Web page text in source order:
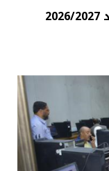
رسميا.. موعد العام الدراسي الجديد 2026/2027